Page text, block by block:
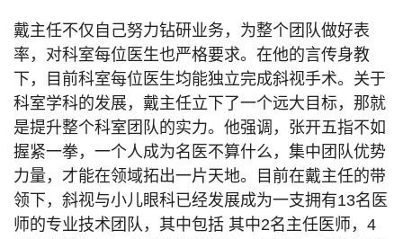
戴主任不仅自己努力钻研业务，为整个团队做好表
率，对科室每位医生也严格要求。在他的言传身教
下，目前科室每位医生均能独立完成斜视手术。关于
科室学科的发展，戴主任立下了一个远大目标，那就
是提升整个科室团队的实力。他强调，张开五指不如
握紧一拳，一个人成为名医不算什么，集中团队优势
力量，才能在领域拓出一片天地。目前在戴主任的带
领下，斜视与小儿眼科已经发展成为一支拥有13名医
师的专业技术团队，其中包括 其中2名主任医师，4